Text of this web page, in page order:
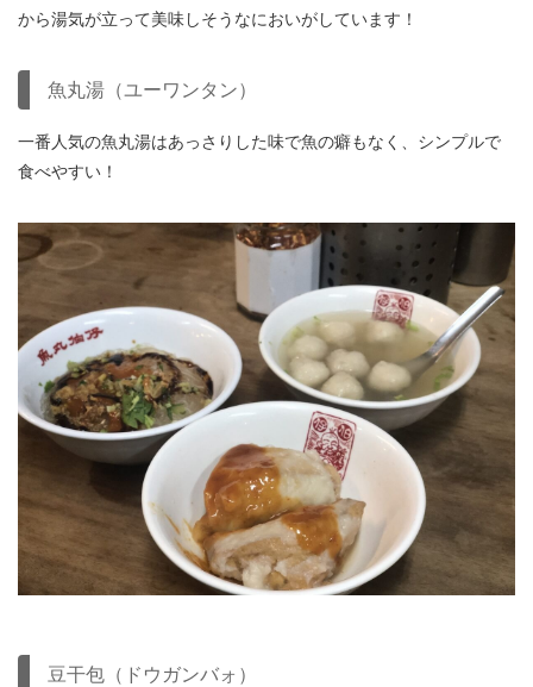
から湯気が立って美味しそうなにおいがしています！
魚丸湯（ユーワンタン）
一番人気の魚丸湯はあっさりした味で魚の癖もなく、シンプルで
食べやすい！
豆干包（ドウガンバォ）